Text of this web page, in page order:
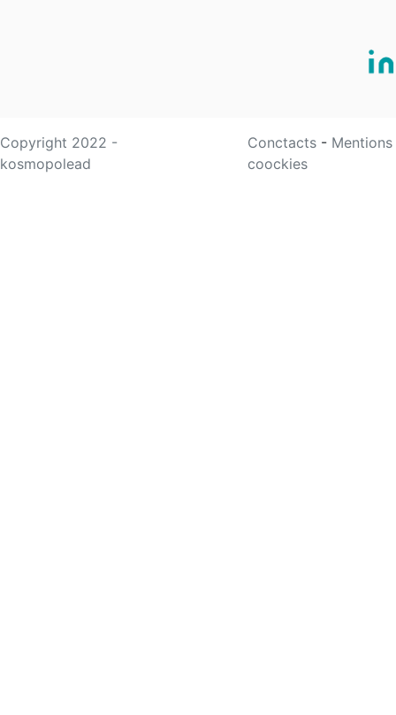
Copyright 2022 -
kosmopolead
Conctacts -
coockies